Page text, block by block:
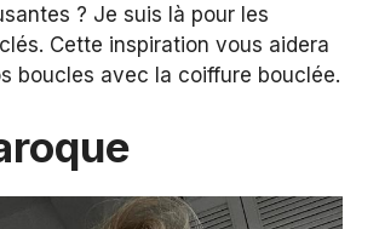
? Je suis là pour les
Cette inspiration vous aidera
boucles avec la coiffure bouclée.